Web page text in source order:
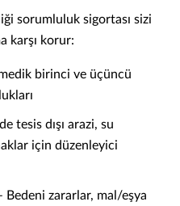
sorumluluk sigortası sizi
karşı korur:
birinci ve üçüncü
tesis dışı arazi, su
için düzenleyici
Bedeni zararlar, mal/eşya